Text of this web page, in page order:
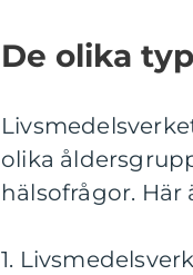
De olika
olika
hälsofrågor. Här
1.